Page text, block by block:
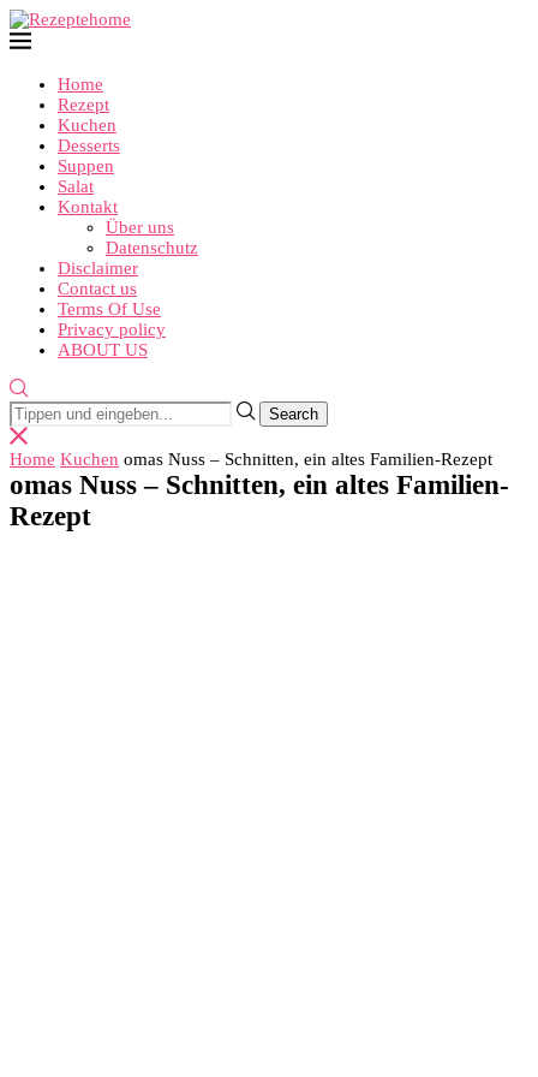
Home
Rezept
Kuchen
Desserts
Suppen
Salat
Kontakt
Über uns
Datenschutz
Disclaimer
Contact us
Terms Of Use
Privacy policy
ABOUT US
Home Kuchen omas Nuss – Schnitten, ein altes Familien-Rezept
omas Nuss – Schnitten, ein altes Familien-
Rezept